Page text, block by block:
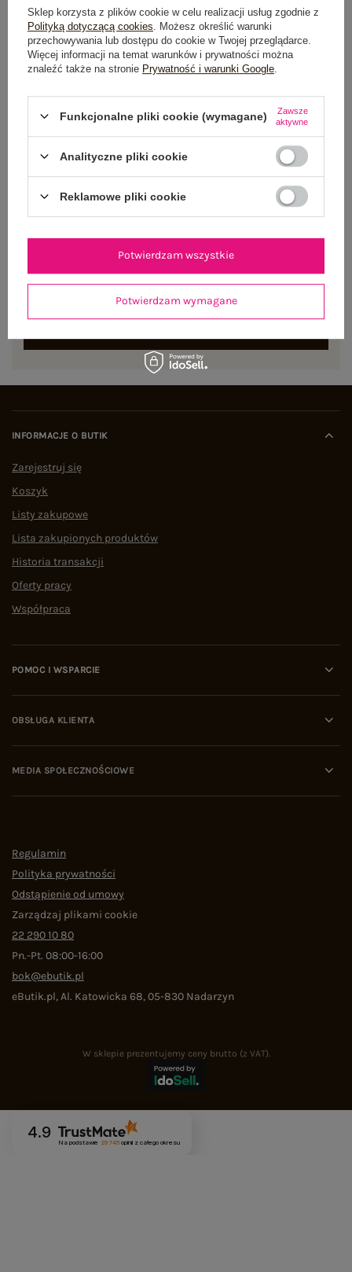
WYSYŁKA I DOSTAWA
ZWROTY I REKLAMACJE
NEWSLETTER
pierwsze zamówienie
INFORMACJE O BUTIK
Zarejestruj się
Koszyk
Listy zakupowe
Lista zakupionych produktów
Historia transakcji
Oferty pracy
Współpraca
POMOC I WSPARCIE
OBSŁUGA KLIENTA
MEDIA SPOŁECZNOŚCIOWE
Regulamin
Polityka prywatności
Odstąpienie od umowy
Zarządzaj plikami cookie
22 290 10 80
Pn.-Pt. 08:00-16:00
bok@ebutik.pl
eButik.pl,Al. Katowicka 68,05-830 Nadarzyn
W sklepie prezentujemy ceny brutto (z VAT).
4.9
Na podstawie 29 745opinii z całego okresu
Sklep korzysta z plików cookie w celu realizacji usług zgodnie z
Polityką dotyczącą cookies . Możesz określić warunki
przechowywania lub dostępu do cookie w Twojej przeglądarce.
Więcej informacji na temat warunków i prywatności można
znaleźć także na stronie Prywatność i warunki Google
Funkcjonalne pliki cookie (wymagane)
Zawsze
aktywne
Analityczne pliki cookie
Reklamowe pliki cookie
Potwierdzam wymagane
Potwierdzam wszystkie